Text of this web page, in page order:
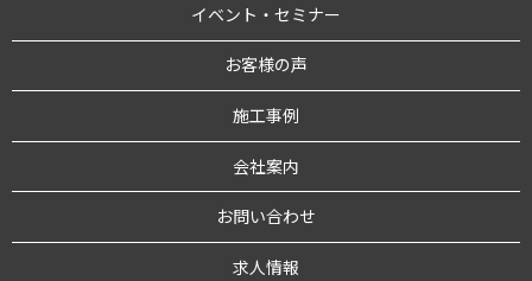
イベント・セミナー
お客様の声
施工事例
会社案内
お問い合わせ
求人情報